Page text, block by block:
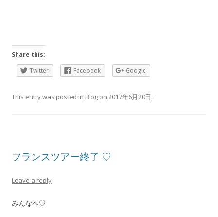
Share this:
Twitter
Facebook Google
This entry was posted in Blog on 2017年6月20日.
フランスツアー終了 ♡
Leave a reply
みんなへ♡